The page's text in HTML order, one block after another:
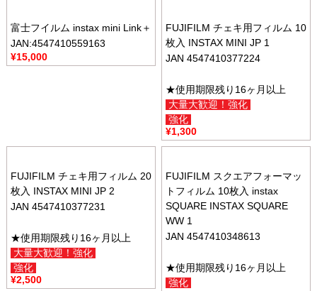
富士フイルム instax mini Link＋
JAN:4547410559163
¥15,000
FUJIFILM チェキ用フィルム 10
枚入 INSTAX MINI JP 1
JAN 4547410377224
★使用期限残り16ヶ月以上
大量大歓迎！強化
強化
¥1,300
FUJIFILM チェキ用フィルム 20
枚入 INSTAX MINI JP 2
JAN 4547410377231
★使用期限残り16ヶ月以上
大量大歓迎！強化
強化
¥2,500
FUJIFILM スクエアフォーマッ
トフィルム 10枚入 instax
SQUARE INSTAX SQUARE
WW 1
JAN 4547410348613
★使用期限残り16ヶ月以上
強化